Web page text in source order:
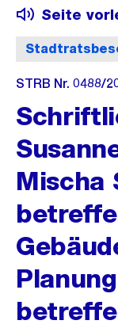
Seite
STRB Nr. 0488/
Mischa